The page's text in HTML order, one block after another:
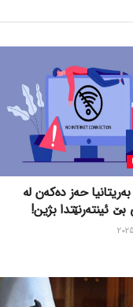
حەز دەکەن لە
ئینتەرنێتدا بژین!